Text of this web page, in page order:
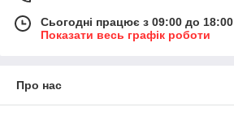
Сьогодні працює з 09:00 до 18:00
Показати весь графік роботи
Про нас